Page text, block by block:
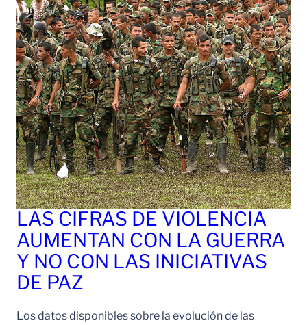
LAS CIFRAS DE VIOLENCIA
AUMENTAN CON LA GUERRA
Y NO CON LAS INICIATIVAS
DE PAZ
Los datos disponibles sobre la evolución de las